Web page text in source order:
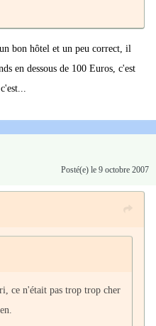
bon hôtel et un peu correct, il
en dessous de 100 Euros, c'est
Posté(e) le 9 octobre 2007
ce n'était pas trop trop cher